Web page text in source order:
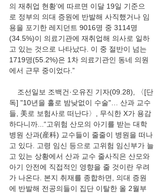
의 재취업 현황’에 따르면 이달 19일 기준으
로 정부의 의대 증원에 반발해 사직했거나 임
용을 포기한 레지던트 9016명 중 3114명
(34.5%)이 의료기관에 재취업해 의사로 일하
고 있는 것으로 나타났다. 이 중 절반이 넘는
1719명(55.2%)은 1차 의료기관인 동네 의원
에서 근무 중이었다.”
조선일보 조백건·오유진 기자(09.28), 〈[단
독] "10년을 홀로 밤낮없이 수술"… 산과 교수
들, 美로 보험사로 떠난다〉, 무식한 X가 용감
하다니까...“고위험 산모의 아기를 받는 대학
병원 산과(産科) 교수들이 줄줄이 병원을 떠나
고 있다. 고령 임신 등으로 고위험 임신부가 늘
고 있는 상황에서 산과 교수 줄사직은 산모와
아기 안전에 직접적인 영향을 줄 것이란 우려
가 나온다. 본지 취재를 종합하면, 의대 증원
에 반발해 전공의들이 집단 이탈한 올 2월부